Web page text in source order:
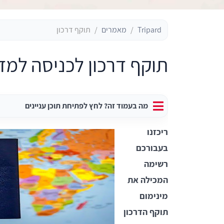
Tripard מאמרים תוקף דרכון
תוקף דרכון לכניסה
מה בעמוד זה? לחץ לפתיחת תוכן עניינים
ריכזנו
בעבורכם
רשימה
המכילה את
מינימום
תוקף הדרכון